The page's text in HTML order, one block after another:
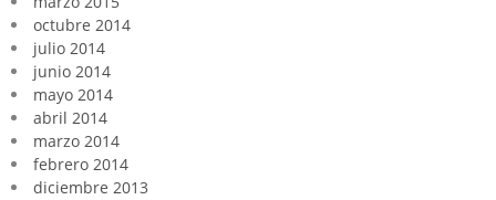
octubre 2014
julio 2014
junio 2014
mayo 2014
abril 2014
marzo 2014
febrero 2014
diciembre 2013